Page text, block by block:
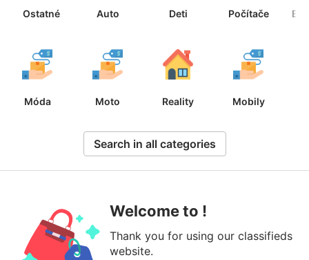
Welcome to !
Thank you for using our classifieds
website.
Ostatné
Móda
Auto
Moto
Deti
Reality
Počítače
Mobily
Search in all categories